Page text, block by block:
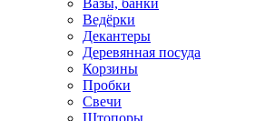
Вазы, банки
Ведёрки
Декантеры
Деревянная посуда
Корзины
Пробки
Свечи
Штопоры,